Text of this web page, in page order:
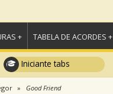
+ TABELA DE ACORDES +
Iniciante tabs
Good Friend